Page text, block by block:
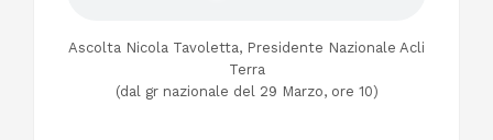
Ascolta Nicola Tavoletta, Presidente Nazionale Acli
Terra
(dal gr nazionale del 29 Marzo, ore 10)